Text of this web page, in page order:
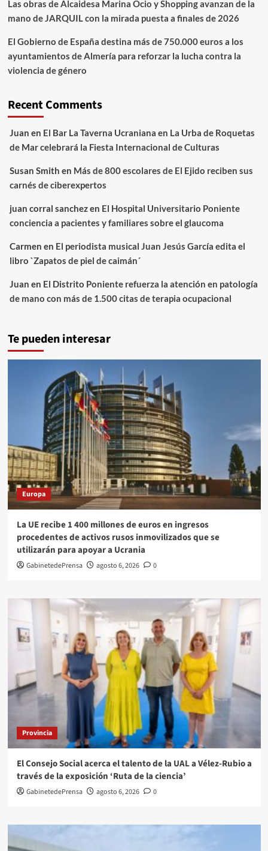
Las obras de Alcaidesa Marina Ocio y Shopping avanzan de la
mano de JARQUIL con la mirada puesta a finales de 2026
El Gobierno de España destina más de 750.000 euros a los
ayuntamientos de Almería para reforzar la lucha contra la
violencia de género
Recent Comments
Juan en El Bar La Taverna Ucraniana en La Urba de Roquetas
de Mar celebrará la Fiesta Internacional de Culturas
Susan Smith en Más de 800 escolares de El Ejido reciben sus
carnés de ciberexpertos
juan corral sanchezen El Hospital Universitario Poniente
conciencia a pacientes y familiares sobre el glaucoma
Carmen en El periodista musical Juan Jesús García edita el
libro `Zapatos de piel de caimán´
Juan en El Distrito Poniente refuerza la atención en patología
de mano con más de 1.500 citas de terapia ocupacional
Te pueden interesar
Europa
La UE recibe 1 400 millones de euros en ingresos
procedentes de activos rusos inmovilizados que se
utilizarán para apoyar a Ucrania
GabinetedePrensa agosto 6, 2026 0
Provincia
El Consejo Social acerca el talento de la UAL a Vélez-Rubio a
través de la exposición ‘Ruta de la ciencia’
GabinetedePrensa agosto 6, 2026 0